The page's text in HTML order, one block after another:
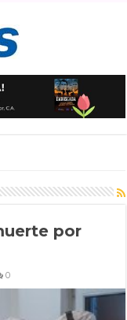
por
0